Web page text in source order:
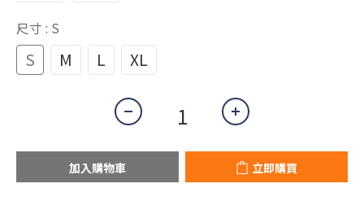
尺寸 : S
S M L XL
加入購物車 立即購買